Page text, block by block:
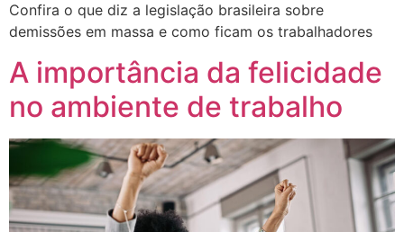
Confira o que diz a legislação brasileira sobre
demissões em massa e como ficam os trabalhadores
A importância da felicidade
no ambiente de trabalho